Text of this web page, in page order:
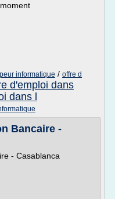
informatique / offre d
d'emploi dans
dans l
Bancaire -
- Casablanca